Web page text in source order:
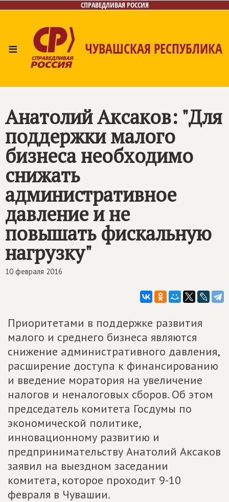
СПРАВЕДЛИВАЯ РОССИЯ
≡ ЧУВАШСКАЯ РЕСПУБЛИКА
Контакты
Анатолий Аксаков: "Для
поддержки малого
бизнеса необходимо
снижать
административное
давление и не
повышать фискальную
нагрузку"
10 февраля 2016
Приоритетами в поддержке развития
малого и среднего бизнеса являются
снижение административного давления,
расширение доступа к финансированию
и введение моратория на увеличение
налогов и неналоговых сборов. Об этом
председатель комитета Госдумы по
экономической политике,
инновационному развитию и
предпринимательству Анатолий Аксаков
заявил на выездном заседании
комитета, которое проходит 9-10
февраля в Чувашии.